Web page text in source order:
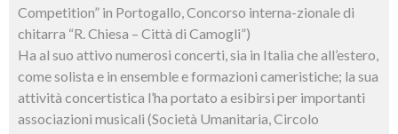
Competition” in Portogallo, Concorso interna-zionale di
chitarra “R. Chiesa – Città di Camogli”)
Ha al suo attivo numerosi concerti, sia in Italia che all’estero,
come solista e in ensemble e formazioni cameristiche; la sua
attività concertistica l’ha portato a esibirsi per importanti
associazioni musicali (Società Umanitaria, Circolo